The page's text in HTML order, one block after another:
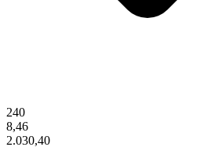
240
8,46
2.030,40